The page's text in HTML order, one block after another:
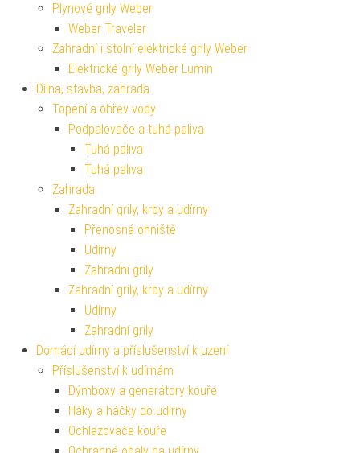
Plynové grily Weber
Weber Traveler
Zahradní i stolní elektrické grily Weber
Elektrické grily Weber Lumin
Dílna, stavba, zahrada
Topení a ohřev vody
Podpalovače a tuhá paliva
Tuhá paliva
Tuhá paliva
Zahrada
Zahradní grily, krby a udírny
Přenosná ohniště
Udírny
Zahradní grily
Zahradní grily, krby a udírny
Udírny
Zahradní grily
Domácí udírny a příslušenství k uzení
Příslušenství k udírnám
Dýmboxy a generátory kouře
Háky a háčky do udírny
Ochlazovače kouře